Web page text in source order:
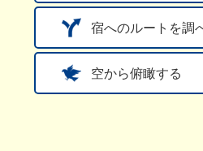
宿へのルートを調
空から俯瞰する